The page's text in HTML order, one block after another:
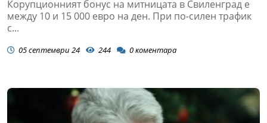
Корупционният бонус на митницата в Свиленград е
между 10 и 15 000 евро на ден. При по-силен трафик
с...
05 септември 24 244 0коментара